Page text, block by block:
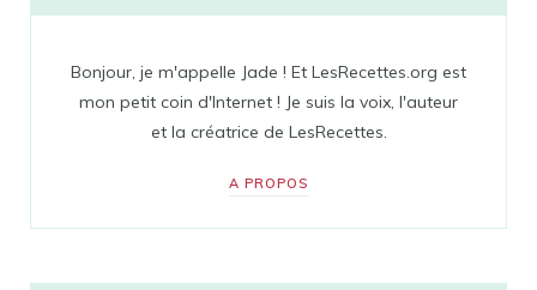
Bonjour, je m'appelle Jade ! Et LesRecettes.org est
mon petit coin d'Internet ! Je suis la voix, l'auteur
et la créatrice de LesRecettes.
A PROPOS